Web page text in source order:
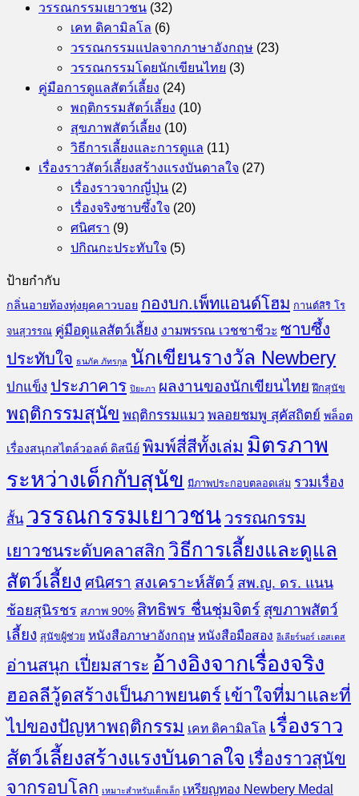
วรรณกรรมเยาวชน (32)
เคท ดิคามิลโล (6)
วรรณกรรมแปลจากภาษาอังกฤษ (23)
วรรณกรรมโดยนักเขียนไทย (3)
คู่มือการดูแลสัตว์เลี้ยง (24)
พฤติกรรมสัตว์เลี้ยง (10)
สุขภาพสัตว์เลี้ยง (10)
วิธีการเลี้ยงและการดูแล (11)
เรื่องราวสัตว์เลี้ยงสร้างแรงบันดาลใจ (27)
เรื่องราวจากญี่ปุ่น (2)
เรื่องจริงซาบซึ้งใจ (20)
ศนิศรา (9)
ปกิณกะประทับใจ (5)
ป้ายกำกับ
กลิ่นอายท้องทุ่งยุคคาวบอย กองบก.เพ็ทแอนด์โฮม กานต์สิริ โร
จนสุวรรณ คู่มือดูแลสัตว์เลี้ยง งามพรรณ เวชชาชีวะ ซาบซึ้ง
ประทับใจ ธนภัค ภัทรกุล นักเขียนรางวัล Newbery
ปกแข็ง ประภาคาร ปิยะภา ผลงานของนักเขียนไทย ฝึกสุนัข
พฤติกรรมสุนัข พฤติกรรมแมว พลอยชมพู สุคัสถิตย์ พล็อต
เรื่องสนุกสไตล์วอลต์ ดิสนีย์ พิมพ์สี่สีทั้งเล่ม มิตรภาพ
ระหว่างเด็กกับสุนัข มีภาพประกอบตลอดเล่ม รวมเรื่อง
สั้น วรรณกรรมเยาวชน วรรณกรรม
เยาวชนระดับคลาสสิก วิธีการเลี้ยงและดูแล
สัตว์เลี้ยง ศนิศรา สงเคราะห์สัตว์ สพ.ญ. ดร. แนน
ช้อยสุนิรชร สภาพ 90% สิทธิพร ชื่นชุ่มจิตร์ สุขภาพสัตว์
เลี้ยง สุนัขผู้ช่วย หนังสือภาษาอังกฤษ หนังสือมือสอง อีเลียร์นอร์ เอสเตส
อ่านสนุก เปี่ยมสาระ อ้างอิงจากเรื่องจริง
ฮอลลีวู้ดสร้างเป็นภาพยนตร์ เข้าใจที่มาและที่
ไปของปัญหาพฤติกรรม เคท ดิคามิลโล เรื่องราว
สัตว์เลี้ยงสร้างแรงบันดาลใจ เรื่องราวสุนัข
จากรอบโลก เหมาะสำหรับเด็กเล็ก เหรียญทอง Newbery Medal